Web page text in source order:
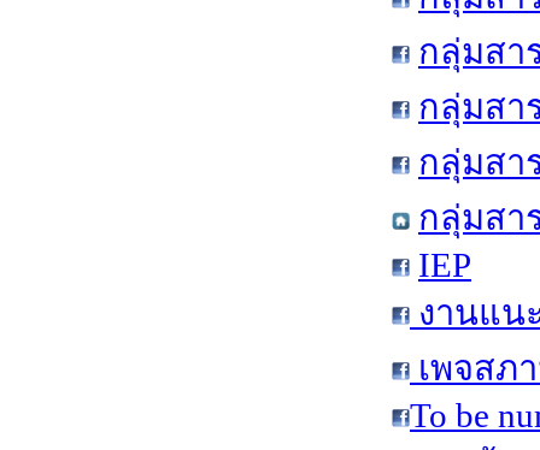
กลุ่มสา
กลุ่มสา
กลุ่มสา
กลุ่มสา
IEP
งานแน
เพจสภ
To be